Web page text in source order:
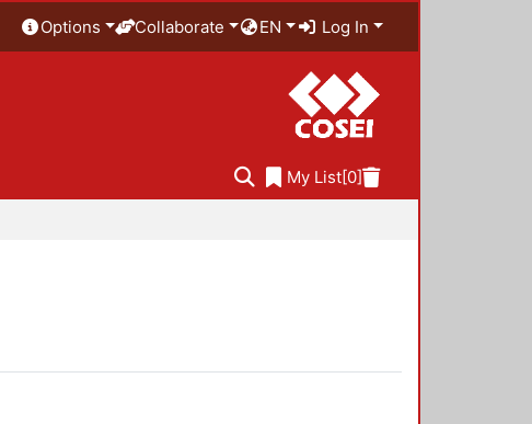
Options Collaborate EN Log In
My List[0]